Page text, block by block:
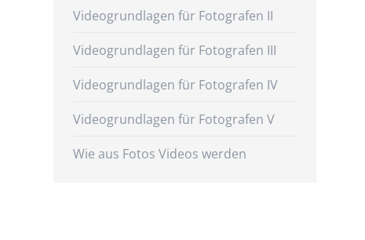
Videogrundlagen für Fotografen II
Videogrundlagen für Fotografen III
Videogrundlagen für Fotografen IV
Videogrundlagen für Fotografen V
Wie aus Fotos Videos werden